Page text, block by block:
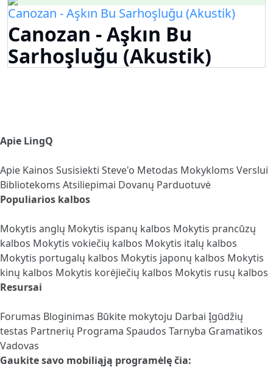
Canozan - Aşkın Bu Sarhoşluğu (Akustik)
Canozan - Aşkın Bu
Sarhoşluğu (Akustik)
Apie LingQ
Apie Kainos Susisiekti Steve'o Metodas Mokykloms Verslui
Bibliotekoms Atsiliepimai Dovanų Parduotuvė
Populiarios kalbos
Mokytis anglų Mokytis ispanų kalbos Mokytis prancūzų
kalbos Mokytis vokiečių kalbos Mokytis italų kalbos
Mokytis portugalų kalbos Mokytis japonų kalbos Mokytis
kinų kalbos Mokytis korėjiečių kalbos Mokytis rusų kalbos
Resursai
Forumas Bloginimas Būkite mokytoju Darbai Įgūdžių
testas Partnerių Programa Spaudos Tarnyba Gramatikos
Vadovas
Gaukite savo mobiliąją programėlę čia: